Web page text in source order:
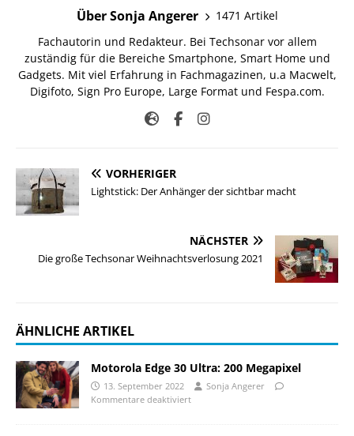
Über Sonja Angerer
1471 Artikel
Fachautorin und Redakteur. Bei Techsonar vor allem
zuständig für die Bereiche Smartphone, Smart Home und
Gadgets. Mit viel Erfahrung in Fachmagazinen, u.a Macwelt,
Digifoto, Sign Pro Europe, Large Format und Fespa.com.
VORHERIGER
Lightstick: Der Anhänger der sichtbar macht
NÄCHSTER
Die große Techsonar Weihnachtsverlosung 2021
ÄHNLICHE ARTIKEL
Motorola Edge 30 Ultra: 200 Megapixel
13. September 2022
Sonja Angerer
Kommentare deaktiviert